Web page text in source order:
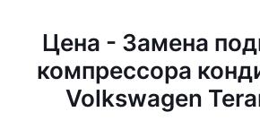
Цена - Замена
компрессора
Volkswagen